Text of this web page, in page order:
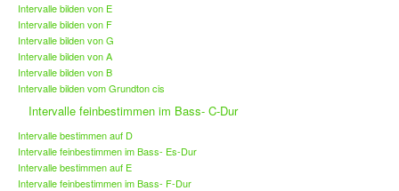
Intervalle bilden von E
Intervalle bilden von F
Intervalle bilden von G
Intervalle bilden von A
Intervalle bilden von B
Intervalle bilden vom Grundton cis
Intervalle feinbestimmen im Bass- C-Dur
Intervalle bestimmen auf D
Intervalle feinbestimmen im Bass- Es-Dur
Intervalle bestimmen auf E
Intervalle feinbestimmen im Bass- F-Dur